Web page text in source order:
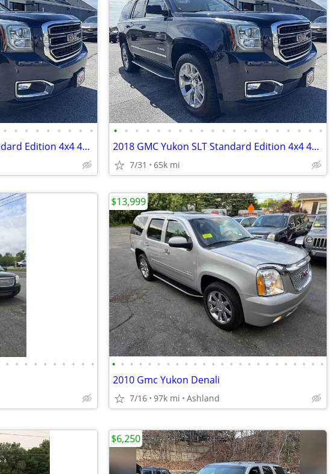
• • • • • • • • •
2018 GMC Yukon SLT Standard Edition 4x4 4dr SUV
• • • • • • • • • • • • • • • • • • • •
2018 GMC Yukon SLT Standard Edition 4x4 4dr SUV
7/31 65k mi
• • • • • • • • • • • • • • • • • • • • • • • • • • • • • • • • • •
2010 Gmc Yukon Denali
7/16 97k mi Ashland
$13,999
$6,250